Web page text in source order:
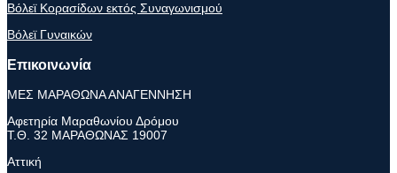
Βόλεϊ Κορασίδων εκτός Συναγωνισμού
Βόλεϊ Γυναικών
Επικοινωνία
ΜΕΣ ΜΑΡΑΘΩΝΑ ΑΝΑΓΕΝΝΗΣΗ
Αφετηρία Μαραθωνίου Δρόμου
Τ.Θ. 32 ΜΑΡΑΘΩΝΑΣ 19007
Αττική